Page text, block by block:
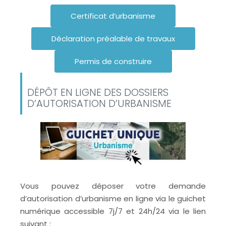
Certificat d’urbanisme
Déclaration préalable de travaux
Permis de construire
DÉPÔT EN LIGNE DES DOSSIERS
D’AUTORISATION D’URBANISME
Vous pouvez déposer votre demande
d’autorisation d’urbanisme en ligne via le guichet
numérique accessible 7j/7 et 24h/24 via le lien
suivant :